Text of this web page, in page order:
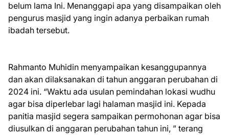
belum lama Ini. Menanggapi apa yang disampaikan oleh
pengurus masjid yang ingin adanya perbaikan rumah
ibadah tersebut.
Rahmanto Muhidin menyampaikan kesanggupannya
dan akan dilaksanakan di tahun anggaran perubahan di
2024 ini. “Waktu ada usulan pemindahan lokasi wudhu
agar bisa diperlebar lagi halaman masjid ini. Kepada
panitia masjid segera sampaikan permohonan agar bisa
diusulkan di anggaran perubahan tahun ini, ” terang